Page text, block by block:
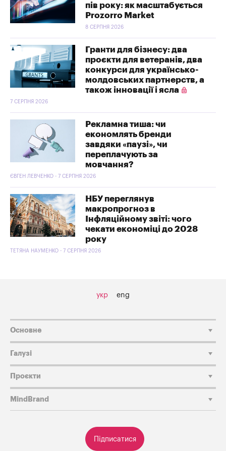
пів року: як масштабується
Prozorro Market
8 СЕРПНЯ 2026
Гранти для бізнесу: два
проєкти для ветеранів, два
конкурси для українсько-
молдовських партнерств, а
також інновації і ясла
7 СЕРПНЯ 2026
Рекламна тиша: чи
економлять бренди
завдяки «паузі», чи
переплачують за
мовчання?
ЄВГЕН ЛЕВЧЕНКО - 7 СЕРПНЯ 2026
НБУ переглянув
макропрогноз в
Інфляційному звіті: чого
чекати економіці до 2028
року
ТЕТЯНА НАУМЕНКО - 7 СЕРПНЯ 2026
укр eng
Підписатися
Основне
Галузі
Проєкти
MindBrand